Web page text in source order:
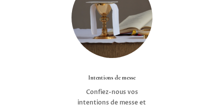
Intentions de messe
Confiez-nous vos
intentions de messe et